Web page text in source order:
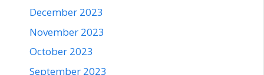
December 2023
November 2023
October 2023
September 2023